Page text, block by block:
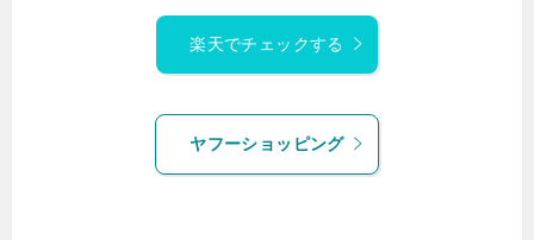
楽天でチェックする
ヤフーショッピング